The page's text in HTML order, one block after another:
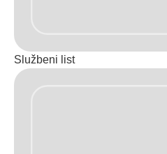
Službeni list